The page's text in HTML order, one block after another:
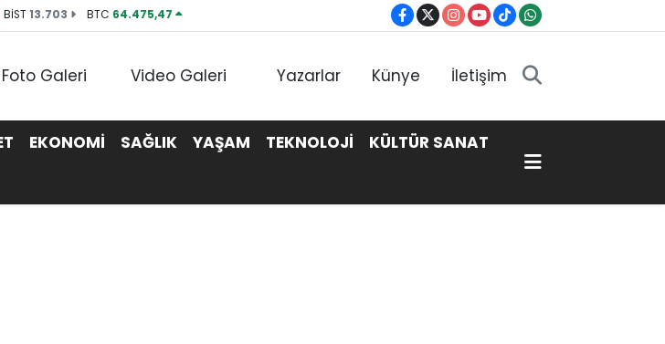
BİST13.703 BTC 64.475,47
Foto Galeri Video Galeri Yazarlar Künye İletişim
EKONOMİ SAĞLIK YAŞAM TEKNOLOJİ
KÜLTÜR SANAT